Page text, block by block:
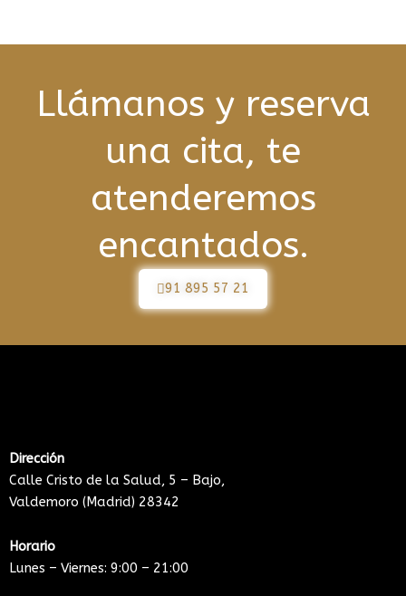
Llámanos y reserva
una cita, te
atenderemos
encantados.
91 895 57 21
Dirección
Calle Cristo de la Salud, 5 – Bajo,
Valdemoro (Madrid) 28342
Horario
Lunes – Viernes: 9:00 – 21:00